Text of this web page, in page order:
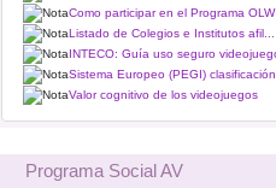
Como participar en el Programa
Listado de Colegios e Institutos afil...
INTECO: Guía uso seguro
Sistema Europeo (PEGI)
Valor cognitivo de los videojuegos
Programa Social AV